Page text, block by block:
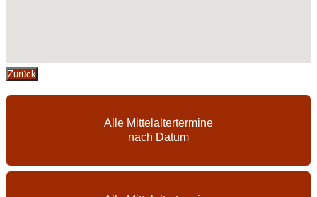
Zurück
Alle Mittelaltertermine
nach Datum